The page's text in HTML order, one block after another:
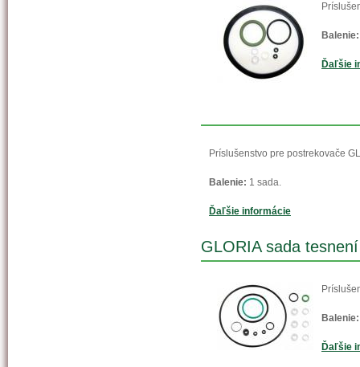
Balenie:
Ďaľšie
Príslušenstvo pre postrekovače
Balenie: 1 sada.
Ďaľšie informácie
GLORIA sada
Balenie:
Ďaľšie